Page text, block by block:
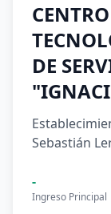
DE
Sebastián
-
Ingreso Principal